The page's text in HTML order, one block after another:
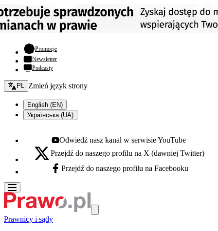
Promocje- otwiera się w nowej karcie
Newsletter
Podcasty
Zmień język - bieżący:
PL Zmień język strony
English (EN)
Українська (UA)
Youtube - otwiera się w nowej karcie
Odwiedź nasz kanał w serwisie YouTube
X - otwiera się w nowej karcie
Przejdź do naszego profilu na X (dawniej Twitter)
Facebook - otwiera się w nowej karcie
Przejdź do naszego profilu na Facebooku
Prawnicy i sądy